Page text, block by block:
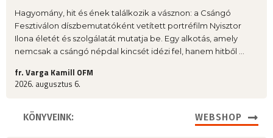
Hagyomány, hit és ének találkozik a vásznon: a Csángó
Fesztiválon díszbemutatóként vetített portréfilm Nyisztor
Ilona életét és szolgálatát mutatja be. Egy alkotás, amely
nemcsak a csángó népdal kincsét idézi fel, hanem hitből ...
fr. Varga Kamill OFM
2026. augusztus 6.
KÖNYVEINK: WEBSHOP